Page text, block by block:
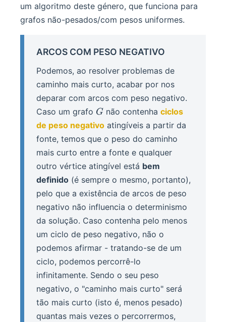
um algoritmo deste género, que funciona para
grafos não-pesados/com pesos uniformes.
ARCOS COM PESO NEGATIVO
Podemos, ao resolver problemas de
caminho mais curto, acabar por nos
deparar com arcos com peso negativo.
Caso um grafo G
G não contenha ciclos
de peso negativo atingíveis a partir da
fonte, temos que o peso do caminho
mais curto entre a fonte e qualquer
outro vértice atingível está bem
definido (é sempre o mesmo, portanto),
pelo que a existência de arcos de peso
negativo não influencia o determinismo
da solução. Caso contenha pelo menos
um ciclo de peso negativo, não o
podemos afirmar - tratando-se de um
ciclo, podemos percorrê-lo
infinitamente. Sendo o seu peso
negativo, o "caminho mais curto" será
tão mais curto (isto é, menos pesado)
quantas mais vezes o percorrermos,